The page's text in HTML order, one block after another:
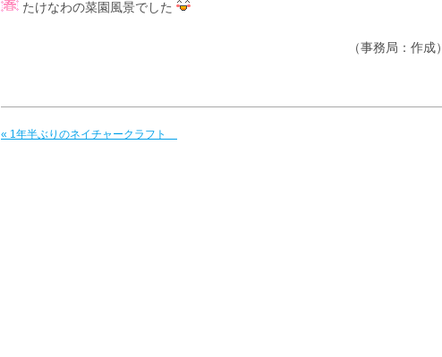
たけなわの菜園風景でした
（事務局：作成）
« 1年半ぶりのネイチャークラフト